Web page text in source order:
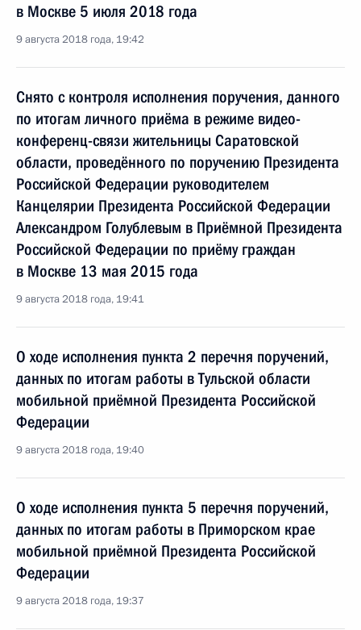
в Москве 5 июля 2018 года
9 августа 2018 года, 19:42
Снято с контроля исполнения поручения, данного
по итогам личного приёма в режиме видео-
конференц-связи жительницы Саратовской
области, проведённого по поручению Президента
Российской Федерации руководителем
Канцелярии Президента Российской Федерации
Александром Голублевым в Приёмной Президента
Российской Федерации по приёму граждан
в Москве 13 мая 2015 года
9 августа 2018 года, 19:41
О ходе исполнения пункта 2 перечня поручений,
данных по итогам работы в Тульской области
мобильной приёмной Президента Российской
Федерации
9 августа 2018 года, 19:40
О ходе исполнения пункта 5 перечня поручений,
данных по итогам работы в Приморском крае
мобильной приёмной Президента Российской
Федерации
9 августа 2018 года, 19:37